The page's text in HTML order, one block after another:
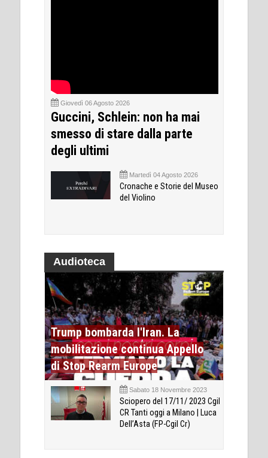
Giovedì 06 Agosto 2026
Guccini, Schlein: non ha mai
smesso di stare dalla parte
degli ultimi
Martedì 04 Agosto 2026
Cronache e Storie del Museo
del Violino
Audioteca
Trump bombarda l'Iran. La
mobilitazione continua Appello
di Stop Rearm Europe
Sabato 18 Novembre 2023
Sciopero del 17/11/ 2023 Cgil
CR Tanti oggi a Milano | Luca
Dell’Asta (FP-Cgil Cr)